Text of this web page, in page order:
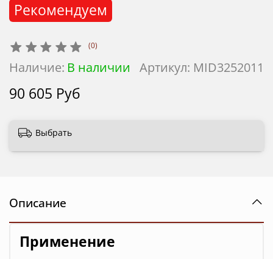
(0)
Артикул: MID3252011
Наличие: В наличии
Рекомендуем
90 605 Руб
Выбрать
Описание
Применение